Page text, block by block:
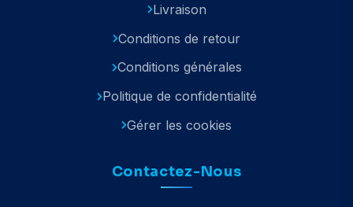
Livraison
Conditions de retour
Conditions générales
Politique de confidentialité
Gérer les cookies
Contactez-Nous